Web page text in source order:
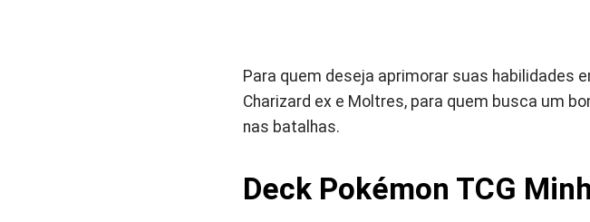
Para quem deseja aprimorar suas habilidades
Charizard ex e Moltres, para quem busca um
nas batalhas.
Deck Pokémon TCG